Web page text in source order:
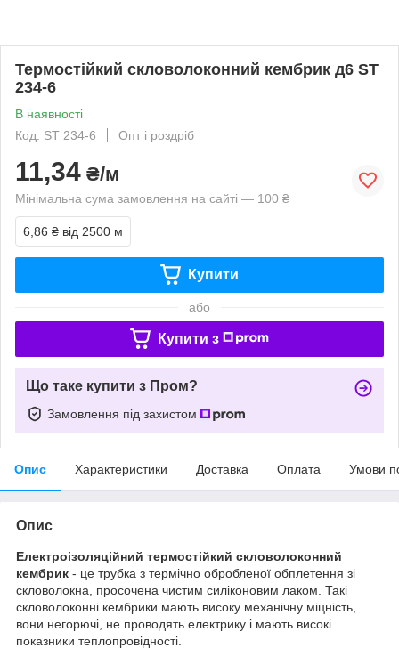
Термостійкий скловолоконний кембрик д6 ST
234-6
В наявності
Код: ST 234-6
Опт і роздріб
11,34 ₴/м
Мінімальна сума замовлення на сайті — 100 ₴
6,86 ₴ від 2500 м
Купити
або
Купити з
Що таке купити з Пром?
Замовлення під захистом
Опис Характеристики Доставка Оплата Умови
Опис
Електроізоляційний термостійкий скловолоконний
кембрик - це трубка з термічно обробленої обплетення зі
скловолокна, просочена чистим силіконовим лаком. Такі
скловолоконні кембрики мають високу механічну міцність,
вони негорючі, не проводять електрику і мають високі
показники теплопровідності.